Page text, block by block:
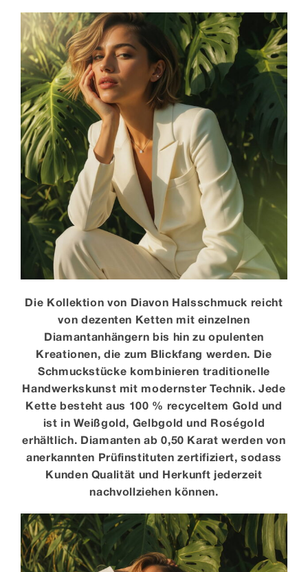
Die Kollektion von Diavon Halsschmuck reicht
von dezenten Ketten mit einzelnen
Diamantanhängern bis hin zu opulenten
Kreationen, die zum Blickfang werden. Die
Schmuckstücke kombinieren traditionelle
Handwerkskunst mit modernster Technik. Jede
Kette besteht aus 100 % recyceltem Gold und
ist in Weißgold, Gelbgold und Roségold
erhältlich. Diamanten ab 0,50 Karat werden von
anerkannten Prüfinstituten zertifiziert, sodass
Kunden Qualität und Herkunft jederzeit
nachvollziehen können.